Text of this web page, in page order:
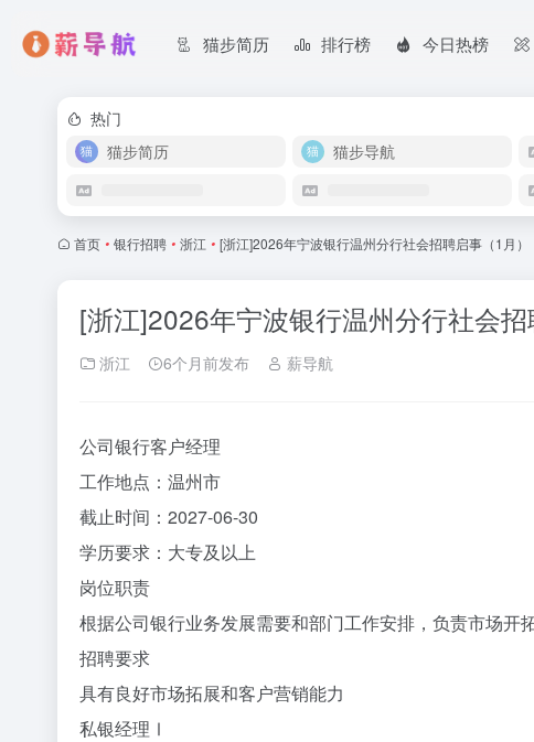
猫步简历 排行榜 今日热榜
热门
猫步简历
猫步导航
首页 • 银行招聘 • 浙江 • [浙江]2026年宁波银行温州分行社会招聘启事（1月）
[浙江]2026年宁波银行温州分行社会招
浙江 6个月前发布 薪导航
公司银行客户经理
工作地点：温州市
截止时间：2027-06-30
学历要求：大专及以上
岗位职责
根据公司银行业务发展需要和部门工作安排，负责市场开
招聘要求
具有良好市场拓展和客户营销能力
私银经理Ⅰ